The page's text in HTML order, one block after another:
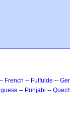
French -- Fulfulde --
-- Punjabi --